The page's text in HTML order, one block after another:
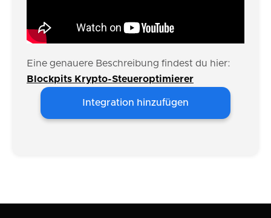
Eine genauere Beschreibung findest du hier:
Blockpits Krypto-Steueroptimierer
Integration hinzufügen